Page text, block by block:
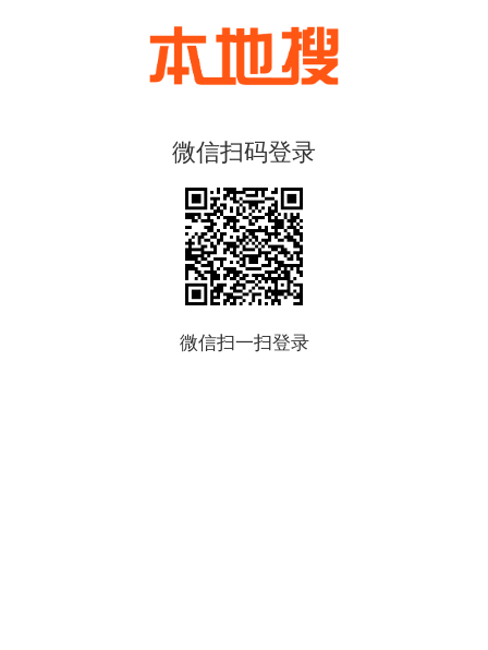
微信扫码登录
微信扫一扫登录